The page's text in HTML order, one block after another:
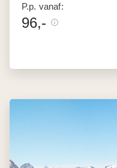
P.p. vanaf:
96,-